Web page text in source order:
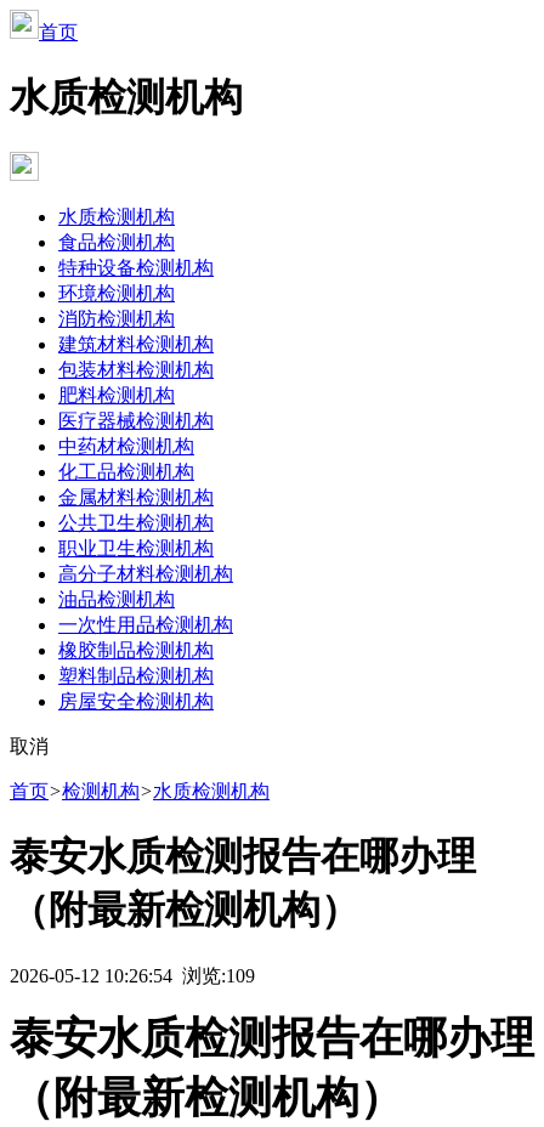
首页
水质检测机构
水质检测机构
食品检测机构
特种设备检测机构
环境检测机构
消防检测机构
建筑材料检测机构
包装材料检测机构
肥料检测机构
医疗器械检测机构
中药材检测机构
化工品检测机构
金属材料检测机构
公共卫生检测机构
职业卫生检测机构
高分子材料检测机构
油品检测机构
一次性用品检测机构
橡胶制品检测机构
塑料制品检测机构
房屋安全检测机构
取消
首页>检测机构>水质检测机构
泰安水质检测报告在哪办理
（附最新检测机构）
2026-05-12 10:26:54 浏览:109
泰安水质检测报告在哪办理
（附最新检测机构）